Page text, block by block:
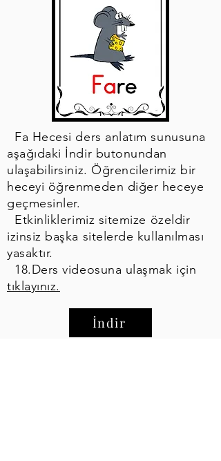
Fa Hecesi ders anlatım sunusuna
aşağıdaki İndir butonundan
ulaşabilirsiniz. Öğrencilerimiz bir
heceyi öğrenmeden diğer heceye
geçmesinler.
Etkinliklerimiz sitemize özeldir
izinsiz başka sitelerde kullanılması
yasaktır.
18.Ders videosuna ulaşmak için
tıklayınız.
İndir